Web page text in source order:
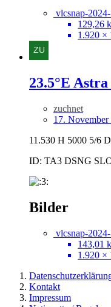
vlcsnap-
129,26
1.920 ×
23.5°E
zuchnet
17.
11.530 H 5000 5/6
ID: TA3 DSNG
Bilder
vlcsnap-
143,01
1.920 ×
Kontakt
Impressum